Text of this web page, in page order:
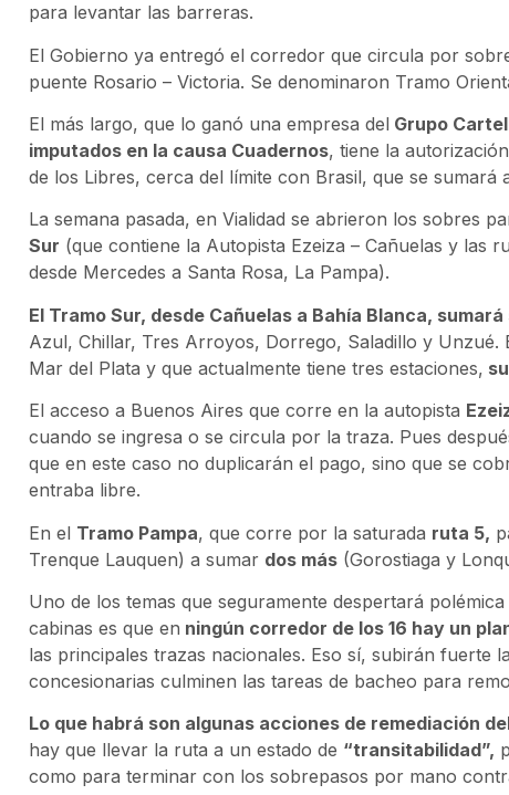
para levantar las barreras.
El Gobierno ya entregó el corredor que circula por
puente Rosario – Victoria. Se denominaron Tramo
El más largo, que lo ganó una empresa del Grupo
imputados en la causa Cuadernos, tiene la
de los Libres, cerca del límite con Brasil, que se sumará
La semana pasada, en Vialidad se abrieron los sobres
Sur (que contiene la Autopista Ezeiza – Cañuelas y las
desde Mercedes a Santa Rosa, La Pampa).
El Tramo Sur, desde Cañuelas a Bahía Blanca,
Azul, Chillar, Tres Arroyos, Dorrego, Saladillo y Unzué.
Mar del Plata y que actualmente tiene tres estaciones,
El acceso a Buenos Aires que corre en la autopista
cuando se ingresa o se circula por la traza. Pues
que en este caso no duplicarán el pago, sino que se
entraba libre.
En el Tramo Pampa, que corre por la saturada ruta 5,
Trenque Lauquen) a sumar dos más (Gorostiaga y
Uno de los temas que seguramente despertará
cabinas es que en ningún corredor de los 16 hay un
las principales trazas nacionales. Eso sí, subirán fuerte
concesionarias culminen las tareas de bacheo para
Lo que habrá son algunas acciones de remediación
hay que llevar la ruta a un estado de “transitabilidad”,
como para terminar con los sobrepasos por mano